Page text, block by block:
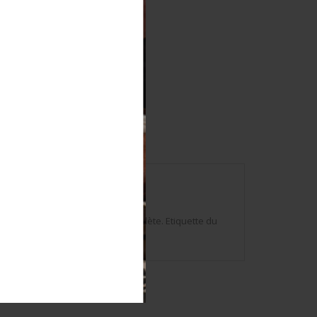
england. Queue de castor complète. Etiquette du